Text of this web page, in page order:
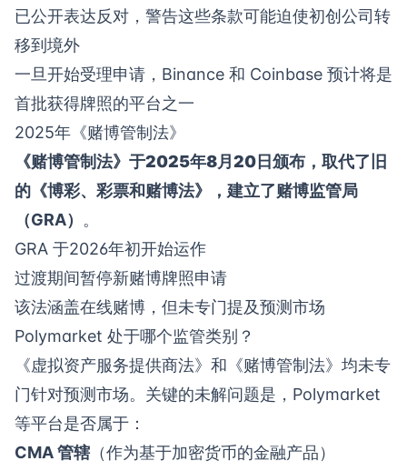
已公开表达反对，警告这些条款可能迫使初创公司转
移到境外
一旦开始受理申请，Binance 和 Coinbase 预计将是
首批获得牌照的平台之一
2025年《赌博管制法》
《赌博管制法》 于2025年8月20日颁布，取代了旧
的《博彩、彩票和赌博法》，建立了赌博监管局
（GRA） 。
GRA 于2026年初开始运作
过渡期间暂停新赌博牌照申请
该法涵盖在线赌博，但未专门提及预测市场
Polymarket 处于哪个监管类别？
《虚拟资产服务提供商法》和《赌博管制法》均未专
门针对预测市场。关键的未解问题是，Polymarket
等平台是否属于：
CMA 管辖 （作为基于加密货币的金融产品）